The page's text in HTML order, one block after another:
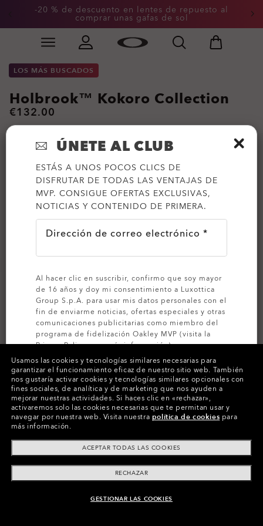
Skip to
content
-20 % de descuento en lentes de repuesto al
comprar unas gafas de sol
Slide 3 of 3. -20 % de descuento en lentes de
AÑADIR AL CARRITO
LOS MÁS BUSCADOS
Holbrook™ Kokoro Collection
€132.00
PERSONALÍZALAS
Colores (29) LentesPrizm Black,
MonturaKokoro
Tamaño:Talla única
AjusteNormal - Ajuste De Puente Alto
Ver guía de tallas
Usamos las cookies y tecnologías similares necesarias para
garantizar el funcionamiento eficaz de nuestro sitio web. También
nos gustaría activar cookies y tecnologías similares opcionales con
fines sociales, de analítica y de marketing que nos ayuden a
mejorar nuestras actividades. Si haces clic en «rechazar»,
activaremos solo las cookies necesarias que te permitan usar y
navegar por nuestra web. Visita nuestra política de cookies para
más información.
ACEPTAR TODAS LAS COOKIES
RECHAZAR
GESTIONAR LAS COOKIES
ÚNETE AL CLUB
ESTÁS A UNOS POCOS CLICS DE
DISFRUTAR DE TODAS LAS VENTAJAS DE
MVP. CONSIGUE OFERTAS EXCLUSIVAS,
NOTICIAS Y CONTENIDO DE PRIMERA.
Dirección de correo electrónico *
Al hacer clic en suscribir, confirmo que soy mayor
de 16 años y doy mi consentimiento a Luxottica
Group S.p.A. para usar mis datos personales con el
fin de enviarme noticias, ofertas especiales y otras
comunicaciones publicitarias como miembro del
programa de fidelización Oakley MVP (visita la
Privacy Policypara más información).
SUSCRÍBETE